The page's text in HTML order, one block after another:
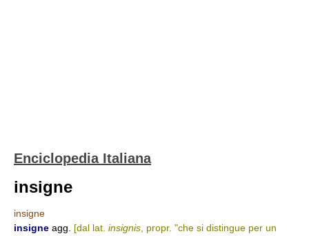
Enciclopedia Italiana
insigne
insigne
insigne agg. [dal lat. insignis , propr. "che si distingue per un